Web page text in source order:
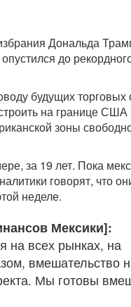
Дональда
до
будущих
на границе США
зоны
за 19 лет. Пока
говорят, что
неделе.
Мексики]:
на всех рынках, на
вмешательство
Мы готовы